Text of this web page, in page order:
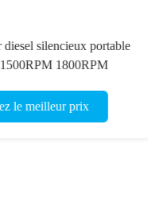
Groupe électrogène diesel
30KW 38KVA silencieux
Obtenez le meilleur prix